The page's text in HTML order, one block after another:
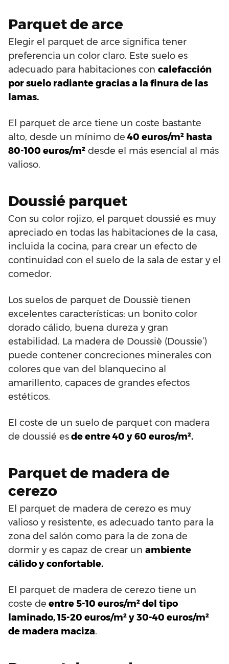
Parquet de arce
Elegir el parquet de arce significa tener
preferencia un color claro. Este suelo es
adecuado para habitaciones con calefacción
por suelo radiante gracias a la finura de las
lamas.
El parquet de arce tiene un coste bastante
alto, desde un mínimo de 40 euros/m² hasta
80-100 euros/m² desde el más esencial al más
valioso.
Doussié parquet
Con su color rojizo, el parquet doussié es muy
apreciado en todas las habitaciones de la casa,
incluida la cocina, para crear un efecto de
continuidad con el suelo de la sala de estar y el
comedor.
Los suelos de parquet de Doussiè tienen
excelentes características: un bonito color
dorado cálido, buena dureza y gran
estabilidad. La madera de Doussiè (Doussie’)
puede contener concreciones minerales con
colores que van del blanquecino al
amarillento, capaces de grandes efectos
estéticos.
El coste de un suelo de parquet con madera
de doussié esde entre 40 y 60 euros/m².
Parquet de madera de
cerezo
El parquet de madera de cerezo es muy
valioso y resistente, es adecuado tanto para la
zona del salón como para la de zona de
dormir y es capaz de crear un ambiente
cálido y confortable.
El parquet de madera de cerezo tiene un
coste de entre 5-10 euros/m² del tipo
laminado, 15-20 euros/m² y 30-40 euros/m²
de madera maciza.